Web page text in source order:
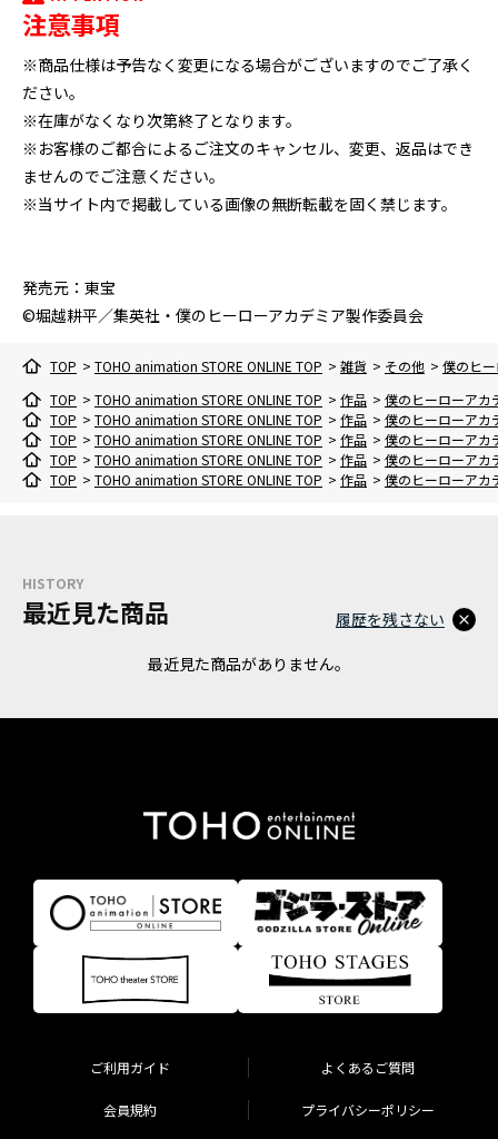
注意事項
※商品仕様は予告なく変更になる場合がございますのでご了承く
ださい。
※在庫がなくなり次第終了となります。
※お客様のご都合によるご注文のキャンセル、変更、返品はでき
ませんのでご注意ください。
※当サイト内で掲載している画像の無断転載を固く禁じます。
発売元：東宝
©堀越耕平／集英社・僕のヒーローアカデミア製作委員会
TOP > TOHO animation STORE ONLINE TOP > 雑貨 > その他 > 僕のヒ
TOP > TOHO animation STORE ONLINE TOP > 作品 > 僕のヒーローアカ
TOP > TOHO animation STORE ONLINE TOP > 作品 > 僕のヒーローアカ
TOP > TOHO animation STORE ONLINE TOP > 作品 > 僕のヒーローアカ
TOP > TOHO animation STORE ONLINE TOP > 作品 > 僕のヒーローアカ
TOP > TOHO animation STORE ONLINE TOP > 作品 > 僕のヒーローアカ
HISTORY
最近見た商品
最近見た商品がありません。
履歴を残さない
ご利用ガイド よくあるご質問
会員規約 プライバシーポリシー